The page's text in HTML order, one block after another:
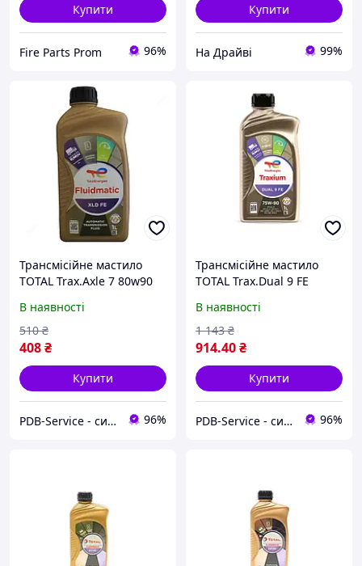
Купити
Fire Parts Prom 96%
Купити
На Драйві 99%
Трансмісійне мастило
TOTAL Trax.Axle 7 80w90
В наявності
408₴
510 ₴
Купити
PDB-Service - сила всередині кожного двигуна 96%
Трансмісійне мастило
TOTAL Trax.Dual 9 FE
В наявності
914.40₴
1 143 ₴
Купити
PDB-Service - сила всередині кожного двигуна 96%